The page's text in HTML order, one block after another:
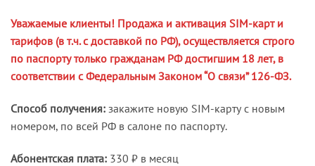
Уважаемые клиенты! Продажа и активация SIM-карт и
тарифов (в т.ч. с доставкой по РФ), осуществляется строго
по паспорту только гражданам РФ достигшим 18 лет, в
соответствии с Федеральным Законом “О связи” 126-ФЗ.
Способ получения: закажите новую SIM-карту с новым
номером, по всей РФ в салоне по паспорту.
Абонентская плата: 330 ₽ в месяц